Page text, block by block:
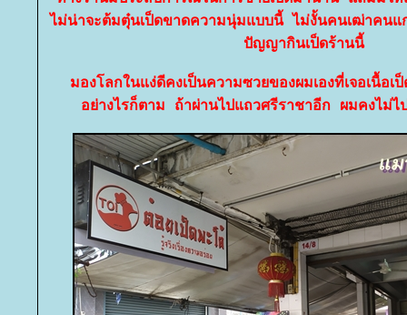
ไม่น่าจะต้มตุ๋นเป็ดขาดความนุ่มแบบนี้ ไม่งั้นคนเฒ่าคนแ
ปัญญากินเป็ดร้านนี้
มองโลกในแง่ดีคงเป็นความซวยของผมเองที่เจอเนื้อ
อย่างไรก็ตาม ถ้าผ่านไปแถวศรีราชาอีก ผมคงไม่